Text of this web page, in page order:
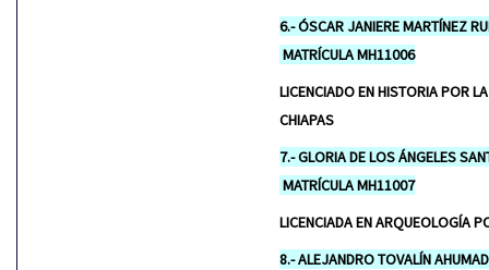
6.- ÓSCAR
MATRÍCULA MH11006
LICENCIADO EN HISTORIA POR
CHIAPAS
7.- GLORIA DE LOS
MATRÍCULA MH11007
LICENCIADA EN ARQUEOLOGÍA
8.-